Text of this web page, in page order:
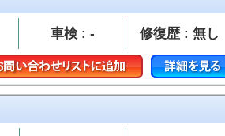
車検 : - 修復歴 : 無し